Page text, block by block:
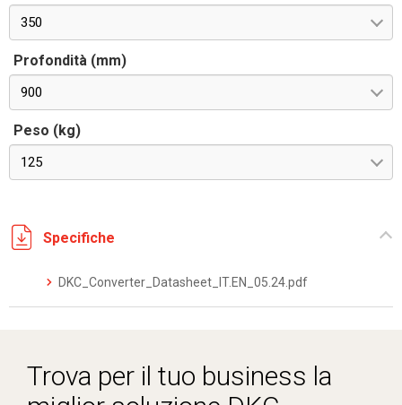
350
Profondità (mm)
900
Peso (kg)
125
Specifiche
DKC_Converter_Datasheet_IT.EN_05.24.pdf
Trova per il tuo business la